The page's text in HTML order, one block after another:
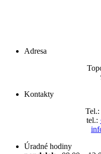
Adresa
Kontakty
Tel.:
tel.:
Úradné hodiny